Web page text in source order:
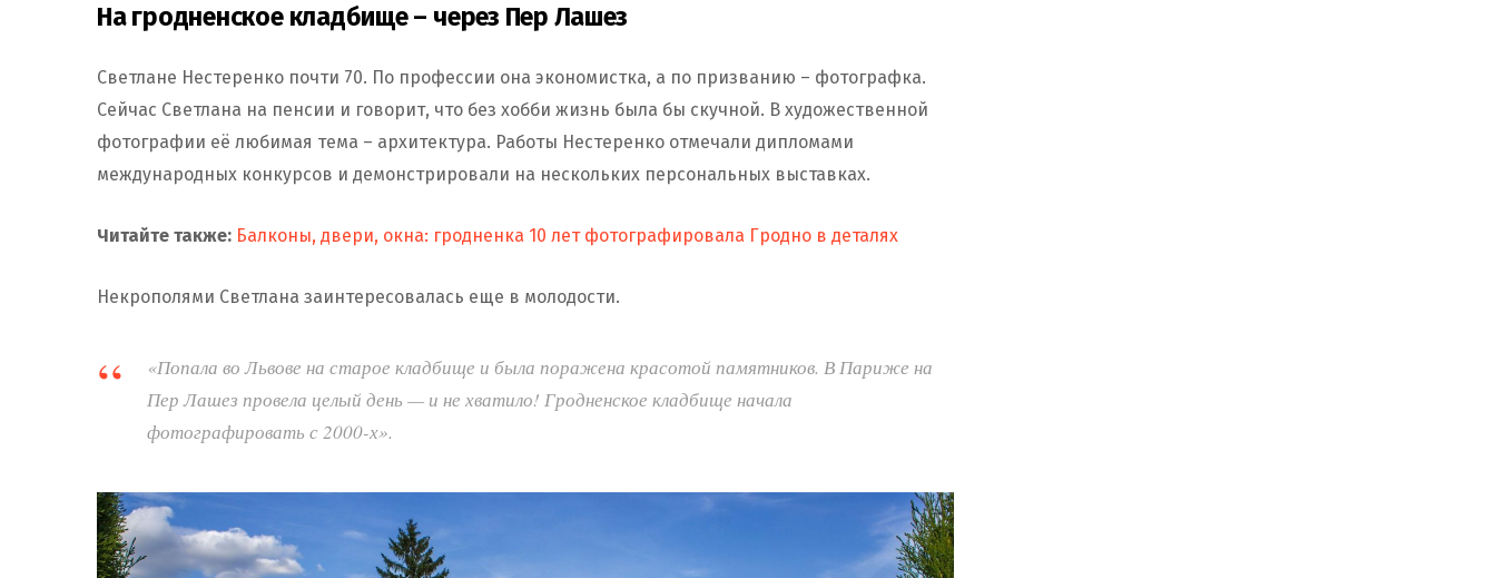
На гродненское кладбище – через Пер Лашез
Светлане Нестеренко почти 70. По профессии она экономистка, а по призванию – фотографка.
Сейчас Светлана на пенсии и говорит, что без хобби жизнь была бы скучной. В художественной
фотографии её любимая тема – архитектура. Работы Нестеренко отмечали дипломами
международных конкурсов и демонстрировали на нескольких персональных выставках.
Читайте также: Балконы, двери, окна: гродненка 10 лет фотографировала Гродно в деталях
Некрополями Светлана заинтересовалась еще в молодости.
«Попала во Львове на старое кладбище и была поражена красотой памятников. В Париже на
Пер Лашез провела целый день — и не хватило! Гродненское кладбище начала
фотографировать с 2000-х».